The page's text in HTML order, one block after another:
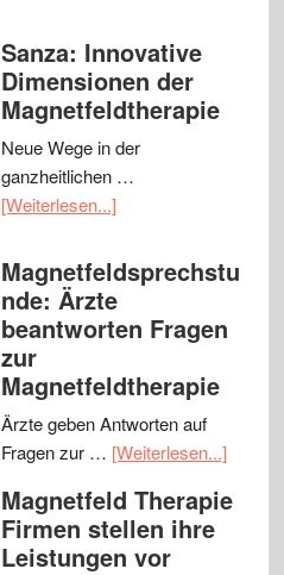
Sanza: Innovative
Dimensionen der
Magnetfeldtherapie
Neue Wege in der
ganzheitlichen …
[Weiterlesen...]
Magnetfeldsprechstu
nde: Ärzte
beantworten Fragen
zur
Magnetfeldtherapie
Ärzte geben Antworten auf
Fragen zur … [Weiterlesen...]
Magnetfeld Therapie
Firmen stellen ihre
Leistungen vor